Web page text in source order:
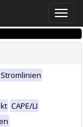
Toggle
CAPE/LI